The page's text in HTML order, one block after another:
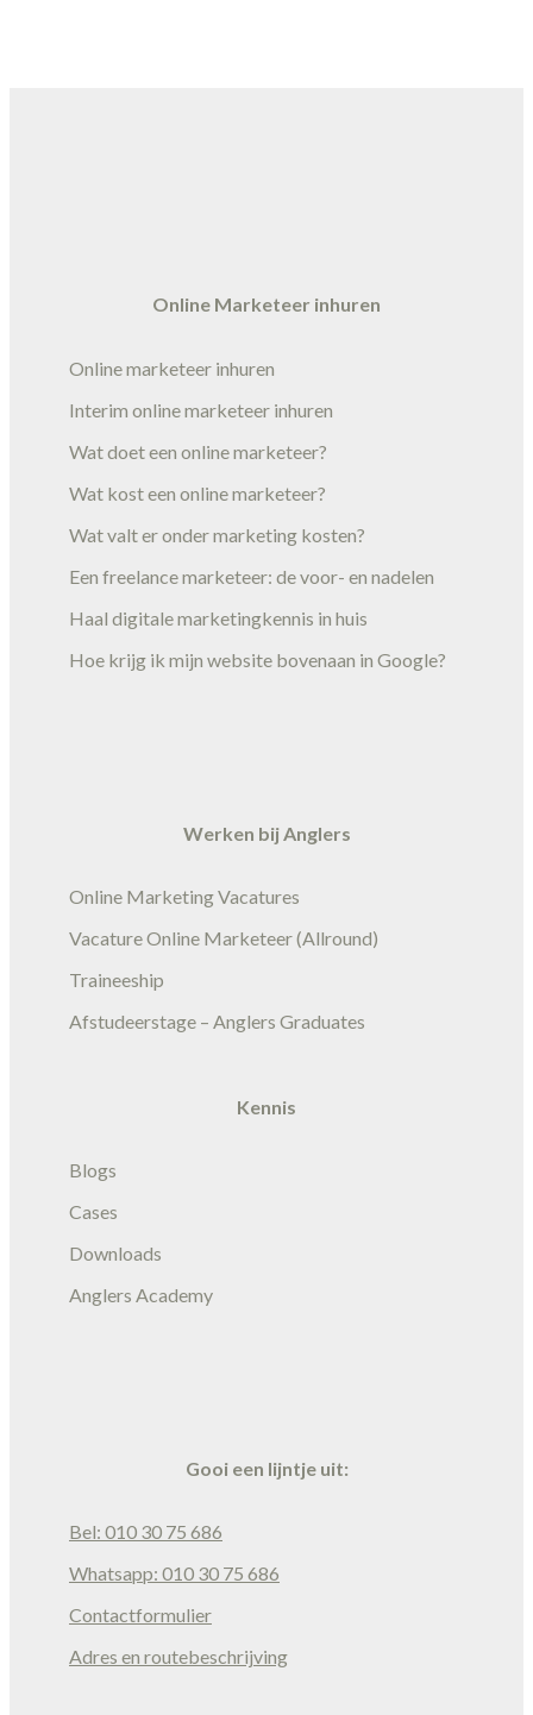
Online Marketeer inhuren
Online marketeer inhuren
Interim online marketeer inhuren
Wat doet een online marketeer?
Wat kost een online marketeer?
Wat valt er onder marketing kosten?
Een freelance marketeer: de voor- en nadelen
Haal digitale marketingkennis in huis
Hoe krijg ik mijn website bovenaan in Google?
Werken bij Anglers
Online Marketing Vacatures
Vacature Online Marketeer (Allround)
Traineeship
Afstudeerstage – Anglers Graduates
Kennis
Blogs
Cases
Downloads
Anglers Academy
Gooi een lijntje uit:
Bel: 010 30 75 686
Whatsapp: 010 30 75 686
Contactformulier
Adres en routebeschrijving